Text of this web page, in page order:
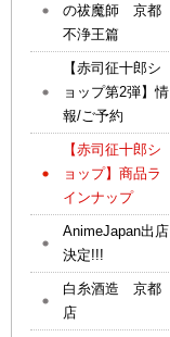
の祓魔師 京都
不浄王篇
【赤司征十郎シ
ョップ第2弾】情
報/ご予約
【赤司征十郎シ
ョップ】商品ラ
インナップ
AnimeJapan出店
決定!!!
白糸酒造 京都
店